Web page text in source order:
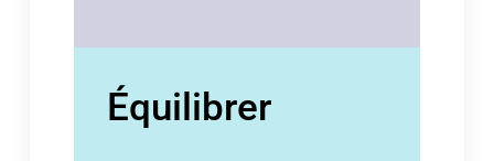
Équilibrer